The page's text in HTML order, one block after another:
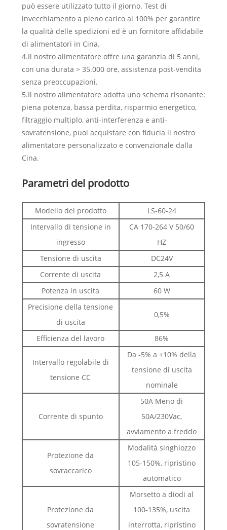
può essere utilizzato tutto il giorno. Test di
invecchiamento a pieno carico al 100% per garantire
la qualità delle spedizioni ed è un fornitore affidabile
di alimentatori in Cina.
4.Il nostro alimentatore offre una garanzia di 5 anni,
con una durata > 35.000 ore, assistenza post-vendita
senza preoccupazioni.
5.Il nostro alimentatore adotta uno schema risonante:
piena potenza, bassa perdita, risparmio energetico,
filtraggio multiplo, anti-interferenza e anti-
sovratensione, puoi acquistare con fiducia il nostro
alimentatore personalizzato e convenzionale dalla
Cina.
Parametri del prodotto
Modello del prodotto
LS-60-24
Intervallo di tensione in
ingresso
CA 170-264 V 50/60
HZ
Tensione di uscita
DC24V
Corrente di uscita
2,5 A
Potenza in uscita
60 W
Precisione della tensione
di uscita
0,5%
Efficienza del lavoro 86%
Intervallo regolabile di
tensione CC
Da -5% a +10% della
tensione di uscita
nominale
Corrente di spunto
50A Meno di
50A/230Vac,
avviamento a freddo
Protezione da
sovraccarico
Modalità singhiozzo
105-150%, ripristino
automatico
Protezione da
sovratensione
Morsetto a diodi al
100-135%, uscita
interrotta, ripristino